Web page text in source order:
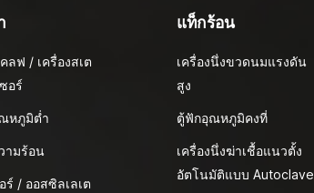
ลฟ / เครื่องสเต
อร์
หภูมิต่ำ
ามร้อน
ร์ / ออสซิลเลเต
แท็กร้อน
เครื่องนึ่งขวดนมแรงดัน
สูง
ตู้ฟักอุณหภูมิคงที่
เครื่องนึ่งฆ่าเชื้อแนวตั้ง
อัตโนมัติแบบ Autoclave